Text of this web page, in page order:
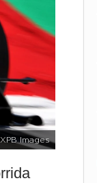
Images